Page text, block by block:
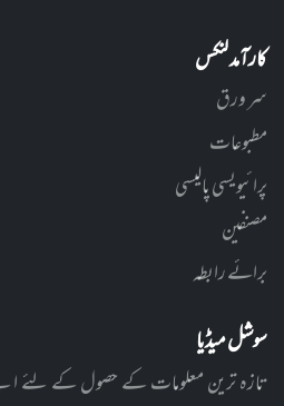
کارآمد لنکس
سر ورق
مطبوعات
پرائیویسی پالیسی
مصنفین
برائے رابطہ
سوشل میڈیا
تازہ ترین معلومات کے حصول کے لئے